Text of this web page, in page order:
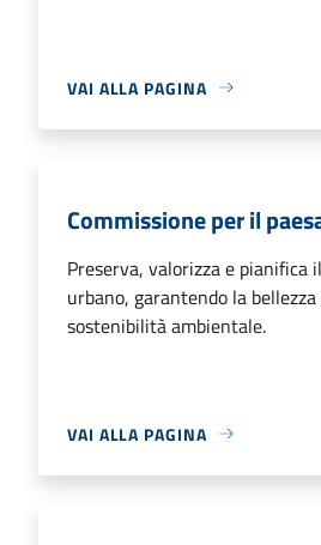
VAI ALLA PAGINA
Commissione per il
Preserva, valorizza e pianifica
urbano, garantendo la
sostenibilità ambientale.
VAI ALLA PAGINA